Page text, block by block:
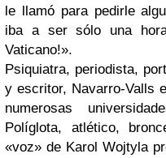
le llamó para pedirle
iba a ser sólo una
Vaticano!».
Psiquiatra, periodista,
y escritor, Navarro-Valls
numerosas
Políglota, atlético,
«voz» de Karol Wojtyla